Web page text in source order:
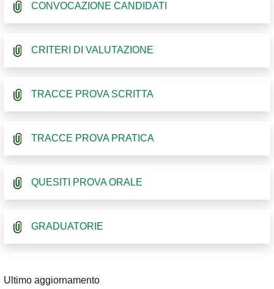
CONVOCAZIONE CANDIDATI
CRITERI DI VALUTAZIONE
TRACCE PROVA SCRITTA
TRACCE PROVA PRATICA
QUESITI PROVA ORALE
GRADUATORIE
Ultimo aggiornamento